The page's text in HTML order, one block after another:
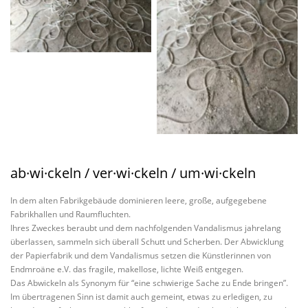
ab·wi·ckeln / ver·wi·ckeln / um·wi·ckeln
In dem alten Fabrikgebäude dominieren leere, große, aufgegebene
Fabrikhallen und Raumfluchten.
Ihres Zweckes beraubt und dem nachfolgenden Vandalismus jahrelang
überlassen, sammeln sich überall Schutt und Scherben. Der Abwicklung
der Papierfabrik und dem Vandalismus setzen die Künstlerinnen von
Endmroäne e.V. das fragile, makellose, lichte Weiß entgegen.
Das Abwickeln als Synonym für “eine schwierige Sache zu Ende bringen”.
Im übertragenen Sinn ist damit auch gemeint, etwas zu erledigen, zu